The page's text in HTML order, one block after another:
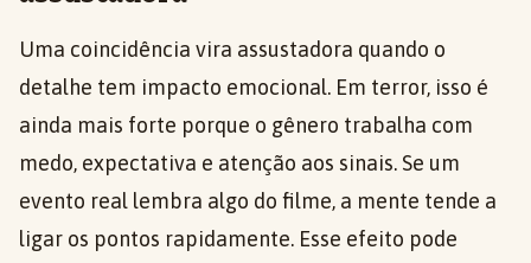
Uma coincidência vira assustadora quando o
detalhe tem impacto emocional. Em terror, isso é
ainda mais forte porque o gênero trabalha com
medo, expectativa e atenção aos sinais. Se um
evento real lembra algo do filme, a mente tende a
ligar os pontos rapidamente. Esse efeito pode